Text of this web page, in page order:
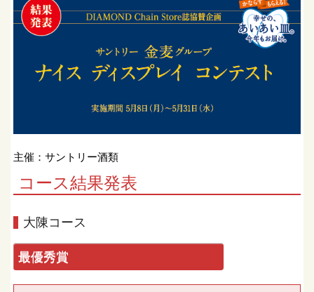
主催：サントリー酒類
コース結果発表
大陳コース
最優秀賞